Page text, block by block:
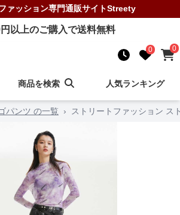
ァッション専門通販サイトStreety
円以上のご購入で送料無料
0 0
商品を検索 人気ランキング
パンツ の一覧 › ストリートファッション ス